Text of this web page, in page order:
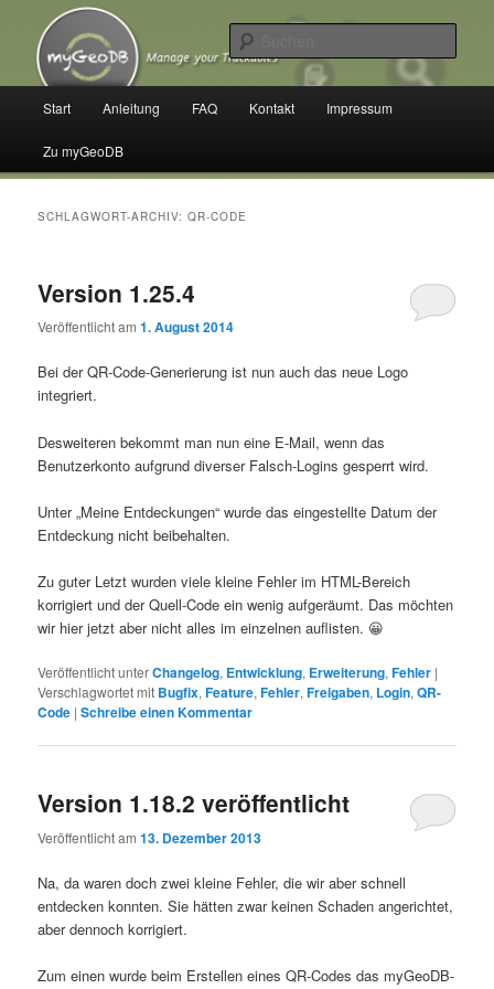
primären
springen
sekundären
springenmyGeoDB
Manage your Trackables
Start Anleitung FAQ Kontakt Impressum
Zu myGeoDB
SCHLAGWORT-ARCHIV:QR-CODE
Version 1.25.4
Veröffentlicht am1. August 2014
Bei der QR-Code-Generierung ist nun auch das neue Logo
integriert.
Desweiteren bekommt man nun eine E-Mail, wenn das
Benutzerkonto aufgrund diverser Falsch-Logins gesperrt wird.
Unter „Meine Entdeckungen“ wurde das eingestellte Datum der
Entdeckung nicht beibehalten.
Zu guter Letzt wurden viele kleine Fehler im HTML-Bereich
korrigiert und der Quell-Code ein wenig aufgeräumt. Das möchten
wir hier jetzt aber nicht alles im einzelnen auflisten. 😀
Veröffentlicht unterChangelog, Entwicklung, Erweiterung,Fehler |
Verschlagwortet mit Bugfix,Feature,Fehler,Freigaben, Login,QR-
Code |Schreibe einen Kommentar
Version 1.18.2 veröffentlicht
Veröffentlicht am13. Dezember 2013
Na, da waren doch zwei kleine Fehler, die wir aber schnell
entdecken konnten. Sie hätten zwar keinen Schaden angerichtet,
aber dennoch korrigiert.
Zum einen wurde beim Erstellen eines QR-Codes das myGeoDB-